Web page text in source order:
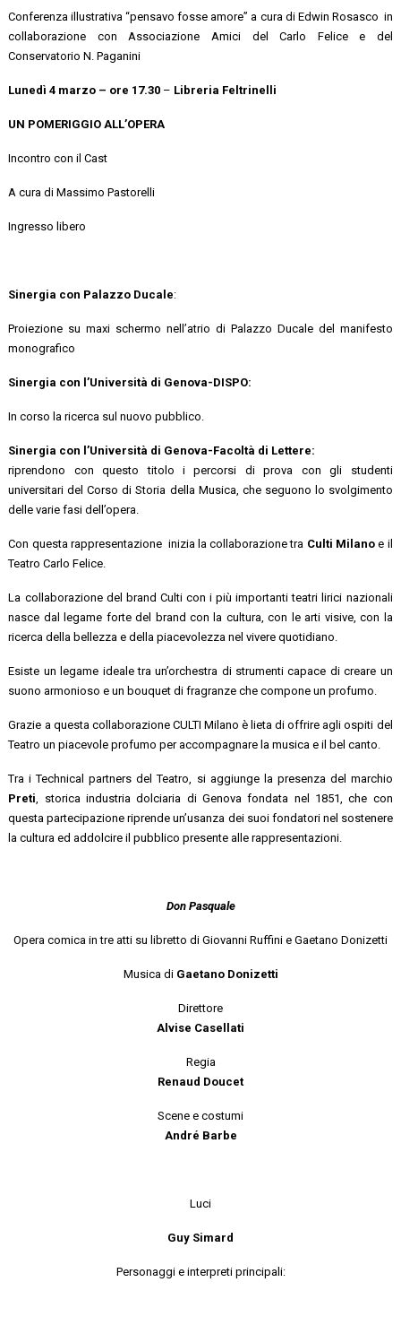
Conferenza illustrativa “pensavo fosse amore” a cura di Edwin Rosasco in
collaborazione con Associazione Amici del Carlo Felice e del
Conservatorio N. Paganini
Lunedì 4 marzo – ore 17.30 – Libreria Feltrinelli
UN POMERIGGIO ALL’OPERA
Incontro con il Cast
A cura di Massimo Pastorelli
Ingresso libero
Sinergia con Palazzo Ducale:
Proiezione su maxi schermo nell’atrio di Palazzo Ducale del manifesto
monografico
Sinergia con l’Università di Genova-DISPO:
In corso la ricerca sul nuovo pubblico.
Sinergia con l’Università di Genova-Facoltà di Lettere:
riprendono con questo titolo i percorsi di prova con gli studenti
universitari del Corso di Storia della Musica, che seguono lo svolgimento
delle varie fasi dell’opera.
Con questa rappresentazione inizia la collaborazione tra Culti Milanoe il
Teatro Carlo Felice.
La collaborazione del brand Culti con i più importanti teatri lirici nazionali
nasce dal legame forte del brand con la cultura, con le arti visive, con la
ricerca della bellezza e della piacevolezza nel vivere quotidiano.
Esiste un legame ideale tra un’orchestra di strumenti capace di creare un
suono armonioso e un bouquet di fragranze che compone un profumo.
Grazie a questa collaborazione CULTI Milano è lieta di offrire agli ospiti del
Teatro un piacevole profumo per accompagnare la musica e il bel canto.
Tra i Technical partners del Teatro, si aggiunge la presenza del marchio
Preti , storica industria dolciaria di Genova fondata nel 1851, che con
questa partecipazione riprende un’usanza dei suoi fondatori nel sostenere
la cultura ed addolcire il pubblico presente alle rappresentazioni.
Don Pasquale
Opera comica in tre atti su libretto di Giovanni Ruffini e Gaetano Donizetti
Musica di Gaetano Donizetti
Direttore
Alvise Casellati
Regia
Renaud Doucet
Scene e costumi
André Barbe
Luci
Guy Simard
Personaggi e interpreti principali: